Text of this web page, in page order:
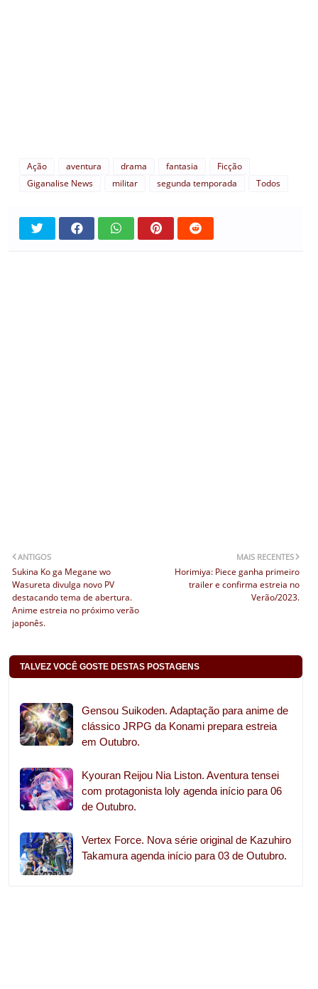
Ação aventura drama fantasia
Ficção
Giganalise News
militar segunda temporada Todos
MAIS RECENTES
Horimiya: Piece ganha primeiro
trailer e confirma estreia no
Verão/2023.
ANTIGOS
Sukina Ko ga Megane wo
Wasureta divulga novo PV
destacando tema de abertura.
Anime estreia no próximo verão
japonês.
TALVEZ VOCÊ GOSTE DESTAS POSTAGENS
Gensou Suikoden. Adaptação para anime de
clássico JRPG da Konami prepara estreia
em Outubro.
Kyouran Reijou Nia Liston. Aventura tensei
com protagonista loly agenda início para 06
de Outubro.
Vertex Force. Nova série original de Kazuhiro
Takamura agenda início para 03 de Outubro.